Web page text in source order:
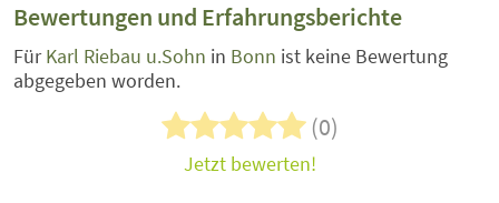
Bewertungen und Erfahrungsberichte
FürKarl Riebau u.Sohn in Bonn ist keine Bewertung
abgegeben worden.
(0)
Jetzt bewerten!